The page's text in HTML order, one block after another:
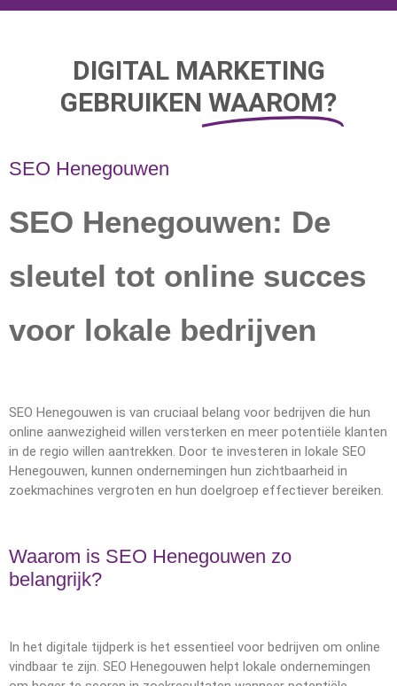
DIGITAL MARKETING
GEBRUIKEN WAAROM?
SEO Henegouwen
SEO Henegouwen: De
sleutel tot online succes
voor lokale bedrijven
SEO Henegouwen is van cruciaal belang voor bedrijven die hun
online aanwezigheid willen versterken en meer potentiële klanten
in de regio willen aantrekken. Door te investeren in lokale SEO
Henegouwen, kunnen ondernemingen hun zichtbaarheid in
zoekmachines vergroten en hun doelgroep effectiever bereiken.
Waarom is SEO Henegouwen zo
belangrijk?
In het digitale tijdperk is het essentieel voor bedrijven om online
vindbaar te zijn. SEO Henegouwen helpt lokale ondernemingen